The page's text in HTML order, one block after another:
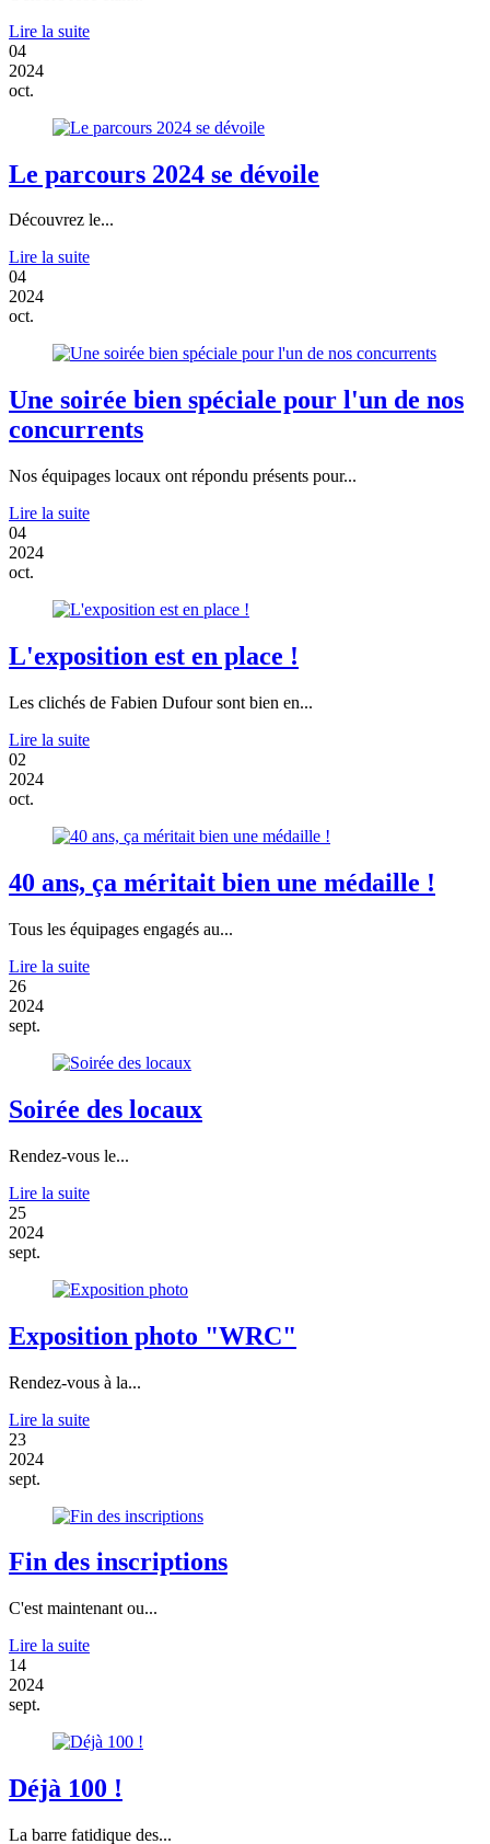
Lire la suite
04
2024
oct.
Le parcours 2024 se dévoile
Découvrez le...
Lire la suite
04
2024
oct.
Une soirée bien spéciale pour l'un de nos
concurrents
Nos équipages locaux ont répondu présents pour...
Lire la suite
04
2024
oct.
L'exposition est en place !
Les clichés de Fabien Dufour sont bien en...
Lire la suite
02
2024
oct.
40 ans, ça méritait bien une médaille !
Tous les équipages engagés au...
Lire la suite
26
2024
sept.
Soirée des locaux
Rendez-vous le...
Lire la suite
25
2024
sept.
Exposition photo "WRC"
Rendez-vous à la...
Lire la suite
23
2024
sept.
Fin des inscriptions
C'est maintenant ou...
Lire la suite
14
2024
sept.
Déjà 100 !
La barre fatidique des...